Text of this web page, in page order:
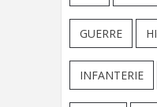
GUERRE
INFANTERIE